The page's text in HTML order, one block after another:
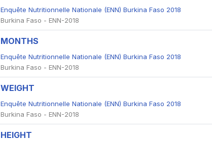
Enquête Nutritionnelle Nationale (ENN) Burkina Faso 2018
Burkina Faso - ENN-2018
MONTHS
Enquête Nutritionnelle Nationale (ENN) Burkina Faso 2018
Burkina Faso - ENN-2018
WEIGHT
Enquête Nutritionnelle Nationale (ENN) Burkina Faso 2018
Burkina Faso - ENN-2018
HEIGHT